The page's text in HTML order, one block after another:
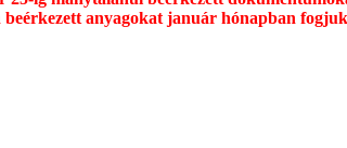
beérkezett anyagokat január hónapban